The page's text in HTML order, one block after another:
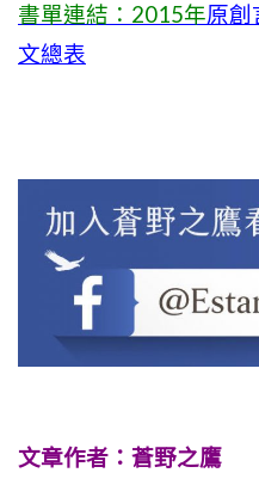
書單連結：2015年原創
文總表
文章作者：蒼野之鷹